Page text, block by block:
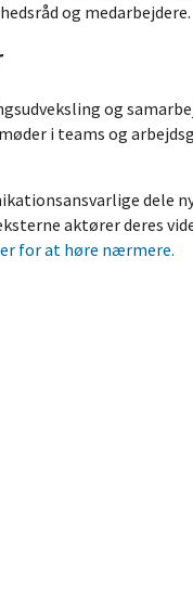
og medarbejdere.
og
i teams og
dele
aktører deres
for at høre nærmere.